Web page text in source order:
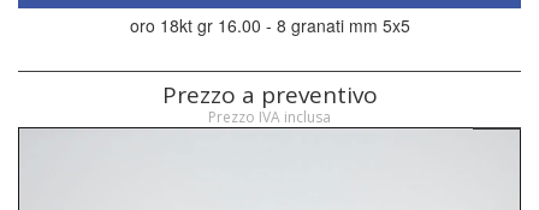
oro 18kt gr 16.00 - 8 granati mm 5x5
Prezzo a preventivo
Prezzo IVA inclusa